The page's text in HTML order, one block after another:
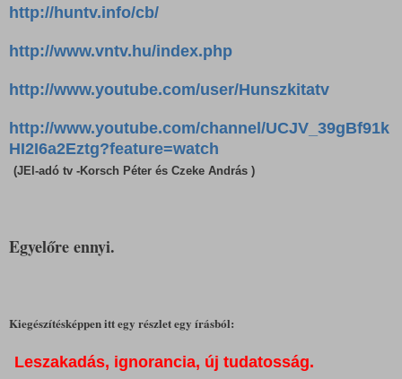
http://huntv.info/cb/
http://www.vntv.hu/index.php
http://www.youtube.com/user/Hunszkitatv
http://www.youtube.com/channel/UCJV_39gBf91k
HI2I6a2Eztg?feature=watch
(JEl-adó tv -Korsch Péter és Czeke András )
Egyelőre ennyi.
Kiegészítésképpen itt egy részlet egy írásból:
Leszakadás, ignorancia, új tudatosság.